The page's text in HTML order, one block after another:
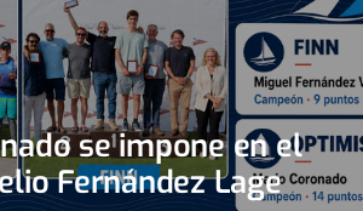
se impone en el
Fernández Lage